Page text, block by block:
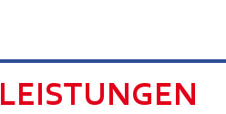
LEISTUNGEN